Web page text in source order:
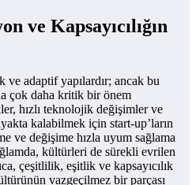
ve Kapsayıcılığın
ve adaptif yapılardır; ancak bu
çok daha kritik bir önem
hızlı teknolojik değişimler ve
kalabilmek için start-up’ların
ve değişime hızla uyum sağlama
kültürleri de sürekli evrilen
çeşitlilik, eşitlik ve kapsayıcılık
vazgeçilmez bir parçası